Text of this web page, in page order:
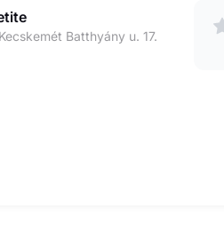
Batthyány u. 17.